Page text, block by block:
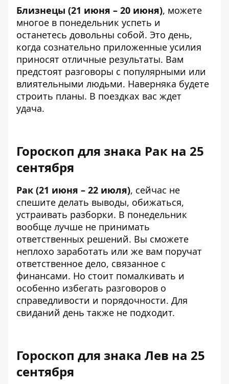
Близнецы (21 июня – 20 июня), можете
многое в понедельник успеть и
останетесь довольны собой. Это день,
когда сознательно приложенные усилия
приносят отличные результаты. Вам
предстоят разговоры с популярными или
влиятельными людьми. Наверняка будете
строить планы. В поездках вас ждет
удача.
Гороскоп для знака Рак на 25
сентября
Рак (21 июня – 22 июля), сейчас не
спешите делать выводы, обижаться,
устраивать разборки. В понедельник
вообще лучше не принимать
ответственных решений. Вы сможете
неплохо заработать или же вам поручат
ответственное дело, связанное с
финансами. Но стоит помалкивать и
особенно избегать разговоров о
справедливости и порядочности. Для
свиданий день также не подходит.
Гороскоп для знака Лев на 25
сентября